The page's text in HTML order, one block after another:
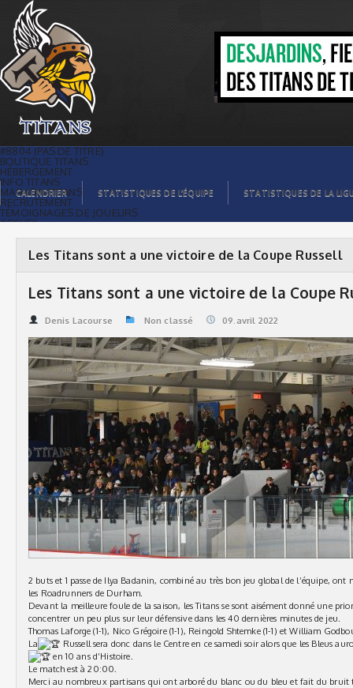
Les Titans sont a une victoire de la
Coupe Russell | Titans de témiscaming
#8804 (PAS DE TITRE)
BOUTIQUE TITANS
HÉBERGEMENT
INFO TITANS
MAGASIN TITANS
RECRUTEMENT
TÉMOIGNAGES DE JOUEURS
ACCUEIL
GALERIE PHOTOS
STATISTIQUES
ORGANISATION
CALENDRIER
COMMANDITAIRES
STATISTIQUES DE LA LIGUE
CALENDRIER STATISTIQUES DE L’ÉQUIPE STATISTIQUES DE LA
Les Titans sont a une victoire de la Coupe Russell
Les Titans sont a une victoire de la Coupe
Denis Lacourse Non classé 09.avril 2022
2 buts et 1 passe de Ilya Badanin, combiné au très bon jeu global de l’équipe, ont
les Roadrunners de Durham.
Devant la meilleure foule de la saison, les Titans se sont aisément donné une
concentrer un peu plus sur leur défensive dans les 40 dernières minutes de jeu.
Thomas Laforge (1-1), Nico Grégoire (1-1), Reingold Shtemke (1-1) et William
La
Russell sera donc dans le Centre en ce samedi soir alors que les Bleus
en 10 ans d’Histoire.
Le match est à 20:00.
Merci au nombreux partisans qui ont arboré du blanc ou du bleu et fait du